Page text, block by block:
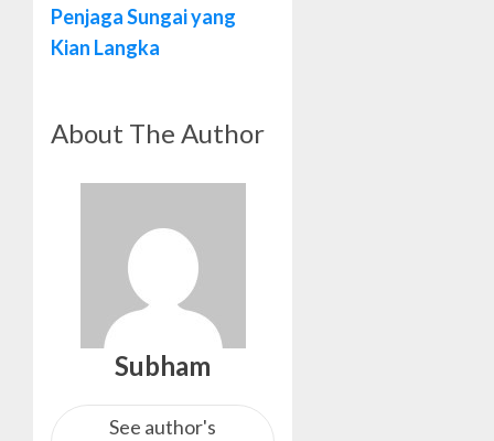
Penjaga Sungai yang
Kian Langka
About The Author
Subham
See author's